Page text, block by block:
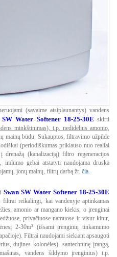
(savaime atsiplaunantys) vandens
SW Water Softener 18-25-30E skirti
minkštinimas), t.p. nedidelius amonio,
mainų būdu. Sukauptos, filtravimo užpilde
(periodiškumas priklauso nuo realiai
drenažą (kanalizaciją) filtro regeneracijos
gebai atstatyti naudojama druska
jonų mainų, filtrų darbą žr. čia.
Swan SW Water Softener 18-25-30E
reikalingi, kai vandenyje aptinkamas
amonio ar mangano kiekis, o įrenginai
privačiuose namuose ir visur kitur,
2-30m³ (išsami įrenginių tinkamumo
Filtrai naudojami siekiant apsaugoti
dujines kolonėles), santechninę įrangą,
vandens šildymo įrenginius) t.p.